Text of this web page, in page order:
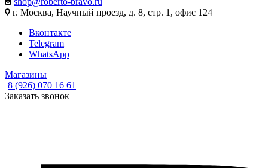
г. Москва, Научный проезд, д. 8, стр. 1, офис 124
Вконтакте
Telegram
WhatsApp
Магазины
8 (926) 070 16 61
Заказать звонок